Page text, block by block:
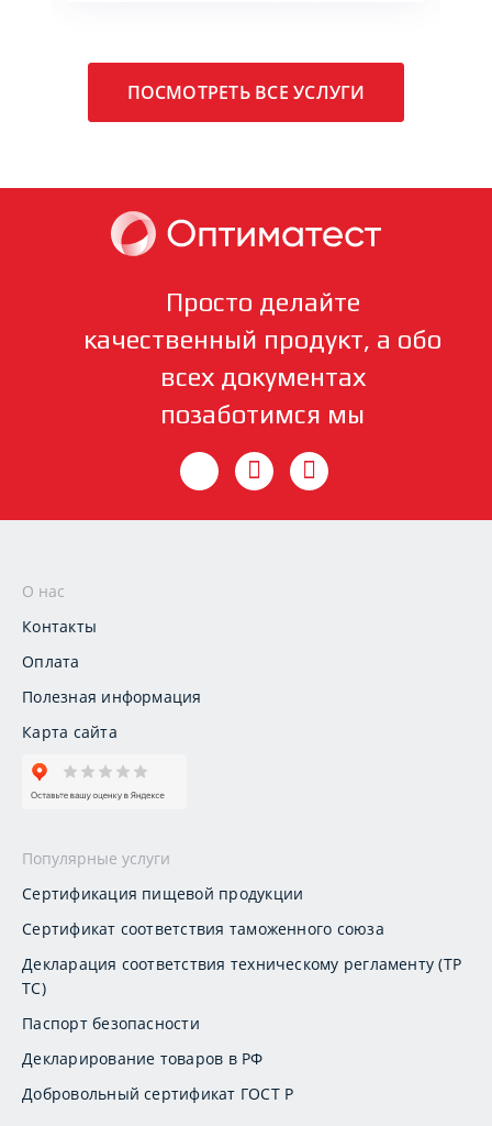
ПОСМОТРЕТЬ ВСЕ УСЛУГИ
Просто делайте
качественный продукт, а обо
всех документах
позаботимся мы
О нас
Контакты
Оплата
Полезная информация
Карта сайта
Популярные услуги
Сертификация пищевой продукции
Сертификат соответствия таможенного союза
Декларация соответствия техническому регламенту (ТР
ТС)
Паспорт безопасности
Декларирование товаров в РФ
Добровольный сертификат ГОСТ Р